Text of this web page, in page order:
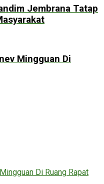
Jembrana Tatap
Mingguan Di